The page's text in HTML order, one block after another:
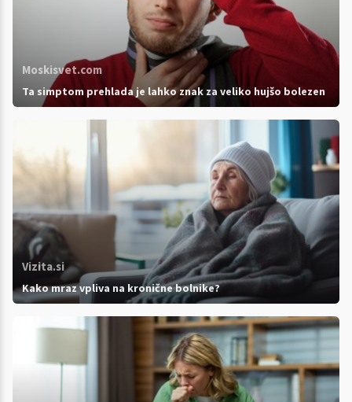
Moskisvet.com
Ta simptom prehlada je lahko znak za veliko hujšo bolezen
Vizita.si
Kako mraz vpliva na kronične bolnike?